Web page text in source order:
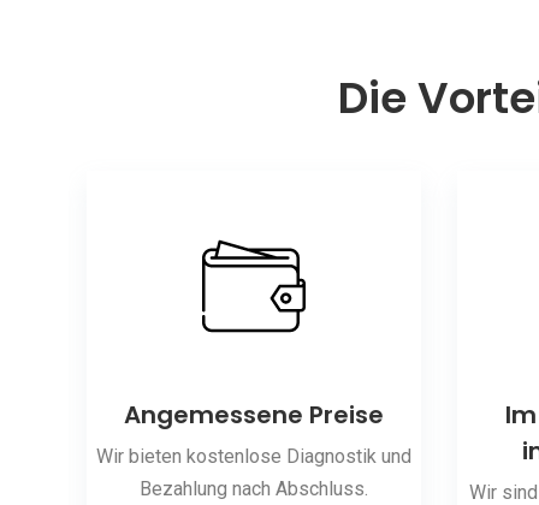
Die
Angemessene Preise
Wir bieten kostenlose Diagnostik und
Bezahlung nach Abschluss.
Wir